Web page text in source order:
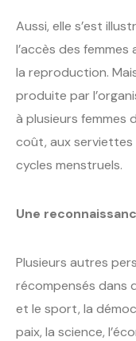
Aussi, elle s’est
l’accès des
la reproduction.
produite par
à plusieurs femmes
coût, aux serviettes
cycles menstruels.
Une
Plusieurs autres
récompensés dans
et le sport, la
paix, la science,